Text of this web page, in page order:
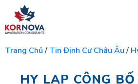
Trang Chủ/ Tin Định Cư Châu Âu/
HY LẠP CÔNG